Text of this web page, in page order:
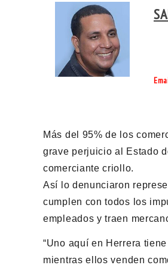
Más del 95% de los
grave perjuicio al Estado
comerciante criollo.
Así lo denunciaron
cumplen con todos los
empleados y traen
“Uno aquí en Herrera
mientras ellos venden